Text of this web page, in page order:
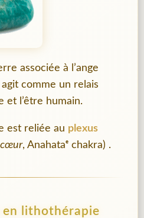
associée à l’ange
comme un relais
et l’être humain.
est reliée au plexus
cœur, Anahataᵉ chakra) .
lithothérapie